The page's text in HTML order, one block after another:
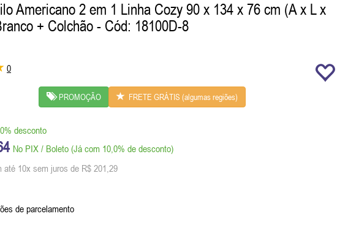
Americano 2 em 1 Linha Cozy 90 x 134 x 76 cm (A x L x
+ Colchão - Cód: 18100D-8
0
PROMOÇÃO FRETE GRÁTIS (algumas regiões)
desconto
No PIX / Boleto (Já com 10,0% de desconto)
até 10x sem juros de R$ 201,29
de parcelamento